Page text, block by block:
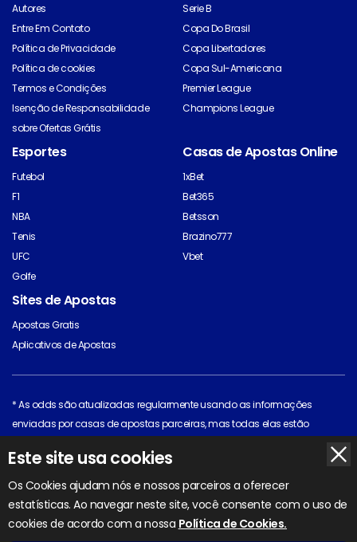
Este site usa cookies
Os Cookies ajudam nós e nossos parceiros a oferecer
estatísticas. Ao navegar neste site, você consente com o uso de
cookies de acordo com a nossa Política de Cookies.
Autores
Entre Em Contato
Política de Privacidade
Política de cookies
Termos e Condições
Isenção de Responsabilidade
sobre Ofertas Grátis
Serie B
Copa Do Brasil
Copa Libertadores
Copa Sul-Americana
Premier League
Champions League
Esportes
Futebol
F1
NBA
Tenis
UFC
Golfe
Casas de Apostas Online
1xBet
Bet365
Betsson
Brazino777
Vbet
Sites de Apostas
Apostas Gratis
Aplicativos de Apostas
* As odds são atualizadas regularmente usando as informações
enviadas por casas de apostas parceiras, mas todas elas estão
recentes.
Todo o material original está protegido por direitos autorais © 2026 pelo
BettingOdds.com. Outros materiais estão protegidos por direitos autorais
de seus respectivos proprietários.